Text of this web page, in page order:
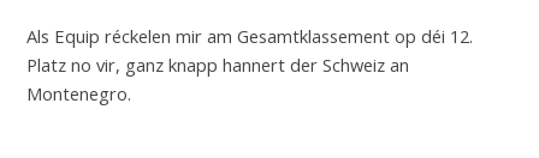
Als Equip réckelen mir am Gesamtklassement op déi 12.
Platz no vir, ganz knapp hannert der Schweiz an
Montenegro.